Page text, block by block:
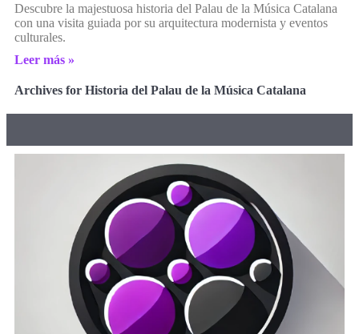
Descubre la majestuosa historia del Palau de la Música Catalana
con una visita guiada por su arquitectura modernista y eventos
culturales.
Leer más »
Archives for Historia del Palau de la Música Catalana